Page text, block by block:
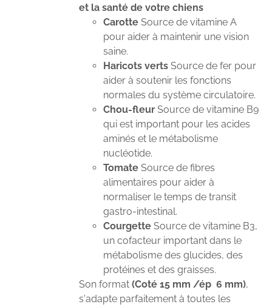
et la santé de votre chiens
CarotteSource de vitamine A
pour aider à maintenir une vision
saine.
Haricots vertsSource de fer pour
aider à soutenir les fonctions
normales du système circulatoire.
Chou-fleurSource de vitamine B9
qui est important pour les acides
aminés et le métabolisme
nucléotide.
TomateSource de fibres
alimentaires pour aider à
normaliser le temps de transit
gastro-intestinal.
CourgetteSource de vitamine B3,
un cofacteur important dans le
métabolisme des glucides, des
protéines et des graisses.
Son format(Coté 15 mm /ép 6 mm),
s'adapte parfaitement à toutes les